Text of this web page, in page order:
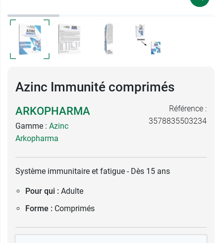
Azinc Immunité comprimés
ARKOPHARMA
Gamme : Azinc
Arkopharma
Référence :
3578835503234
Système immunitaire et fatigue - Dès 15 ans
Pour qui : Adulte
Forme : Comprimés